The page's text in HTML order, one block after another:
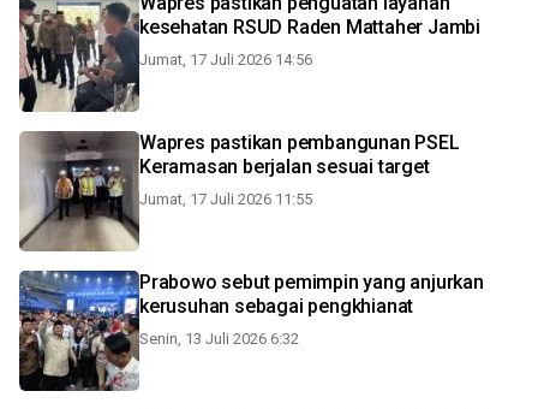
kesehatan RSUD Raden Mattaher Jambi
Jumat, 17 Juli 2026 14:56
Wapres pastikan pembangunan PSEL
Keramasan berjalan sesuai target
Jumat, 17 Juli 2026 11:55
Prabowo sebut pemimpin yang anjurkan
kerusuhan sebagai pengkhianat
Senin, 13 Juli 2026 6:32